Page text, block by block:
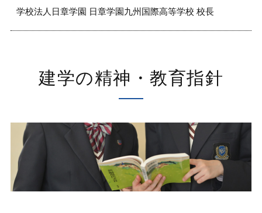
学校法人日章学園 日章学園九州国際高等学校 校長
建学の精神・教育指針